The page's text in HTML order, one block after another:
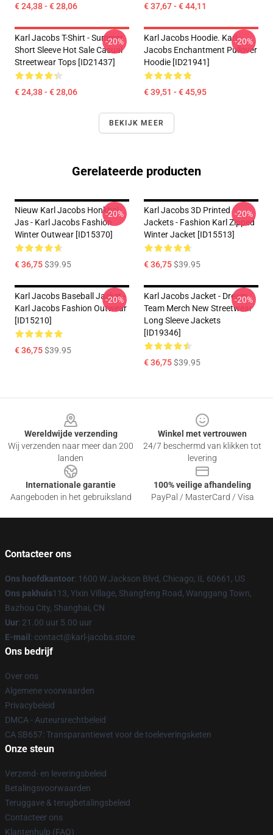
€ 24,38 - € 28,06 € 37,67 - € 44,11
Karl Jacobs T-Shirt - Summer
Short Sleeve Hot Sale Casual
Streetwear Tops [ID21437]
€ 24,38 - € 28,06
-20%
Karl Jacobs Hoodie. Karl
Jacobs Enchantment Pullover
Hoodie [ID21941]
€ 39,51 - € 45,95
-20%
BEKIJK MEER
Gerelateerde producten
Nieuw Karl Jacobs Honkbal
Jas - Karl Jacobs Fashion
Winter Outwear [ID15370]
€ 36,75$39.95
-20%
Karl Jacobs 3D Printed
Jackets - Fashion Karl Zipped
Winter Jacket [ID15513]
€ 36,75$39.95
-20%
Karl Jacobs Baseball Jacket -
Karl Jacobs Fashion Outwear
[ID15210]
€ 36,75$39.95
-20%
Karl Jacobs Jacket - Dream
Team Merch New Streetwear
Long Sleeve Jackets
[ID19346]
€ 36,75$39.95
-20%
Wereldwijde verzending
Wij verzenden naar meer dan 200
landen
Winkel met vertrouwen
24/7 beschermd van klikken tot
levering
Internationale garantie
Aangeboden in het gebruiksland
100% veilige afhandeling
PayPal / MasterCard / Visa
Contacteer ons
Ons hoofdkantoor: 1600 W Jackson Blvd, Chicago, IL 60661, US
Ons pakhuis113, Yixin Village, Shangfeng Road, Wanggang Town,
Bazhou City, Shanghai, CN
Uur: 21.00 uur 5.00 uur
E-mail : contact@karl-jacobs.store
Ons bedrijf
Over ons
Algemene voorwaarden
Privacybeleid
DMCA - Auteursrechtbeleid
CA SB657: Transparantiewet voor de toeleveringsketen
Onze steun
Verzend- en leveringsbeleid
Betalingsvoorwaarden
Teruggave & terugbetalingsbeleid
Contacteer ons
Klantenhulp (FAQ)